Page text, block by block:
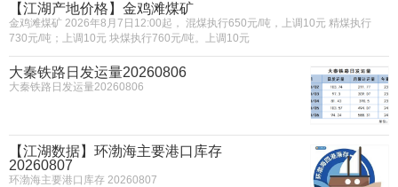
【江湖产地价格】金鸡滩煤矿
金鸡滩煤矿 2026年8月7日12:00起， 混煤执行650元/吨，上调10元 精煤执行
730元/吨；上调10元 块煤执行760元/吨。上调10元
大秦铁路日发运量20260806
大秦铁路日发运量20260806
【江湖数据】环渤海主要港口库存
20260807
环渤海主要港口库存 20260807